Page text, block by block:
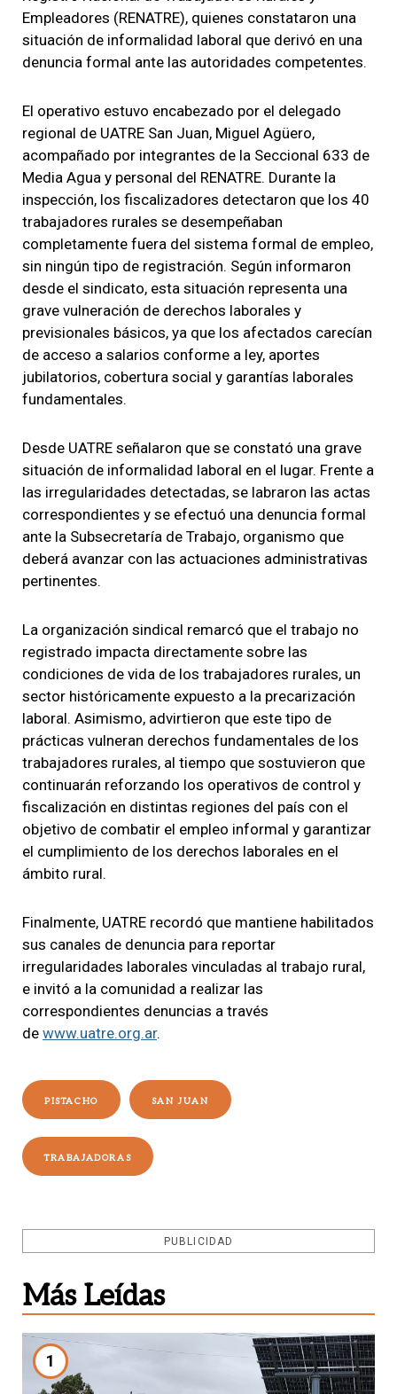
Empleadores (RENATRE), quienes constataron una
situación de informalidad laboral que derivó en una
denuncia formal ante las autoridades competentes.
El operativo estuvo encabezado por el delegado
regional de UATRE San Juan, Miguel Agüero,
acompañado por integrantes de la Seccional 633 de
Media Agua y personal del RENATRE. Durante la
inspección, los fiscalizadores detectaron que los 40
trabajadores rurales se desempeñaban
completamente fuera del sistema formal de empleo,
sin ningún tipo de registración. Según informaron
desde el sindicato, esta situación representa una
grave vulneración de derechos laborales y
previsionales básicos, ya que los afectados carecían
de acceso a salarios conforme a ley, aportes
jubilatorios, cobertura social y garantías laborales
fundamentales.
Desde UATRE señalaron que se constató una grave
situación de informalidad laboral en el lugar. Frente a
las irregularidades detectadas, se labraron las actas
correspondientes y se efectuó una denuncia formal
ante la Subsecretaría de Trabajo, organismo que
deberá avanzar con las actuaciones administrativas
pertinentes.
La organización sindical remarcó que el trabajo no
registrado impacta directamente sobre las
condiciones de vida de los trabajadores rurales, un
sector históricamente expuesto a la precarización
laboral. Asimismo, advirtieron que este tipo de
prácticas vulneran derechos fundamentales de los
trabajadores rurales, al tiempo que sostuvieron que
continuarán reforzando los operativos de control y
fiscalización en distintas regiones del país con el
objetivo de combatir el empleo informal y garantizar
el cumplimiento de los derechos laborales en el
ámbito rural.
Finalmente, UATRE recordó que mantiene habilitados
sus canales de denuncia para reportar
irregularidades laborales vinculadas al trabajo rural,
e invitó a la comunidad a realizar las
correspondientes denuncias a través
de www.uatre.org.ar.
PISTACHO SAN JUAN
TRABAJADORAS
PUBLICIDAD
Más Leídas
1